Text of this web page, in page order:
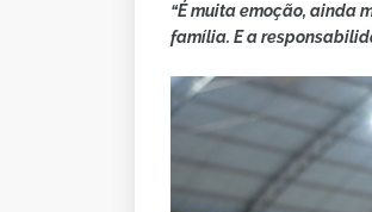
“É muita emoção, ainda
família. E a